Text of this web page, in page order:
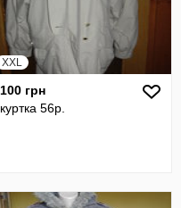
XXL
100 грн
куртка 56р.